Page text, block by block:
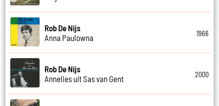
Rob De Nijs
Anna Paulowna
1966
Rob De Nijs
Annelies uit Sas van Gent
2000